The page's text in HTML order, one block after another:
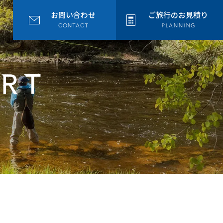
お問い合わせ
CONTACT
ご旅行のお見積り
PLANNING